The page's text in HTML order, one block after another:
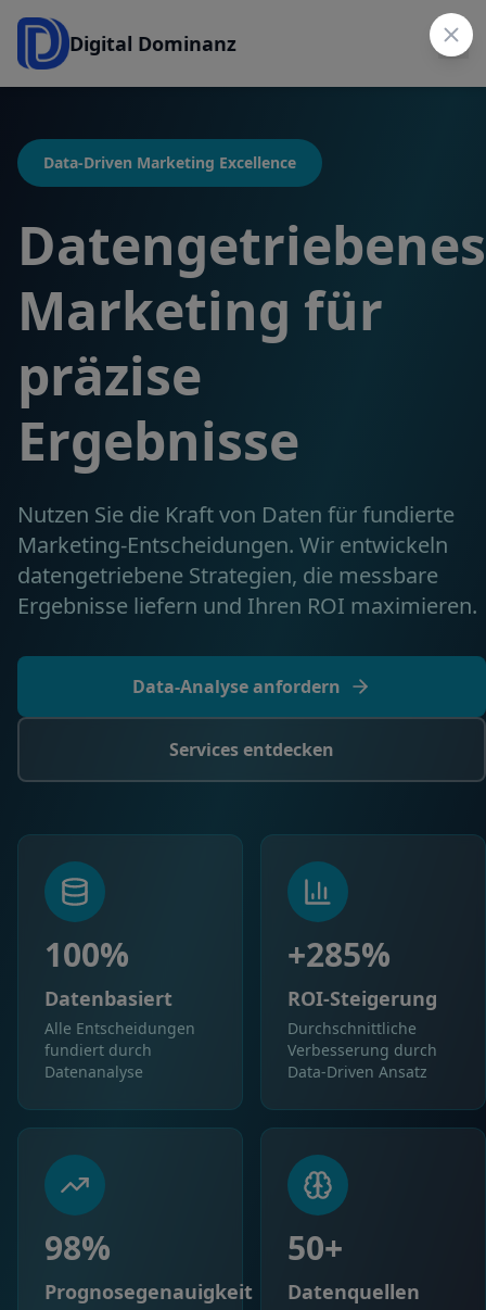
Digital Dominanz
Data-Driven Marketing Excellence
Datengetriebenes
Marketing für
präzise
Ergebnisse
Nutzen Sie die Kraft von Daten für fundierte
Marketing-Entscheidungen. Wir entwickeln
datengetriebene Strategien, die messbare
Ergebnisse liefern und Ihren ROI maximieren.
Data-Analyse anfordern
Services entdecken
100%
Datenbasiert
Alle Entscheidungen
fundiert durch
Datenanalyse
+285%
ROI-Steigerung
Durchschnittliche
Verbesserung durch
Data-Driven Ansatz
98%
Prognosegenauigkeit
50+
Datenquellen